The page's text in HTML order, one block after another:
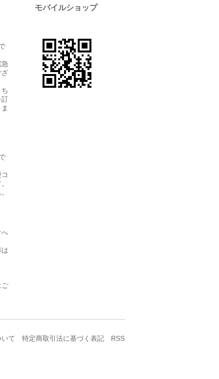
ざ
訂
へ
ご
モバイルショップ
て 特定商取引法に基づく表記
RSS